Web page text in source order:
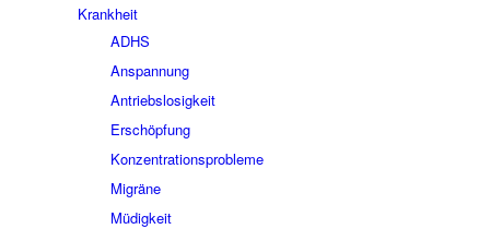
Krankheit
ADHS
Anspannung
Antriebslosigkeit
Erschöpfung
Konzentrationsprobleme
Migräne
Müdigkeit